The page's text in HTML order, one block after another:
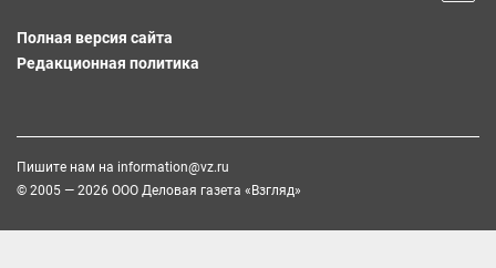
Полная версия сайта
Редакционная политика
Пишите нам на information@vz.ru
© 2005 — 2026 ООО Деловая газета «Взгляд»